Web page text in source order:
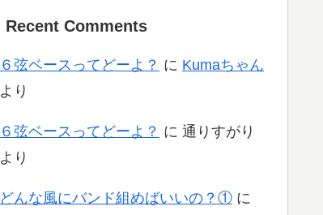
Recent Comments
６弦ベースってどーよ？ に Kumaちゃん
より
６弦ベースってどーよ？ に 通りすがり
より
どんな風にバンド組めばいいの？① に